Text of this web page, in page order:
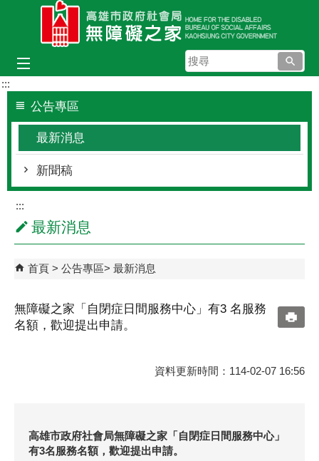
跳到主要內容區塊
搜
尋
:::
公告專區
最新消息
新聞稿
:::
最新消息
首頁 公告專區 最新消息
無障礙之家「自閉症日間服務中心」有3 名服務
名額，歡迎提出申請。
資料更新時間：114-02-07 16:56
高雄市政府社會局無障礙之家「自閉症日間服務中心」
有3名服務名額，歡迎提出申請。